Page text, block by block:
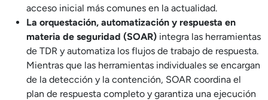
acceso inicial más comunes en la actualidad.
La orquestación, automatización y respuesta en
materia de seguridad (SOAR) integra las herramientas
de TDR y automatiza los flujos de trabajo de respuesta.
Mientras que las herramientas individuales se encargan
de la detección y la contención, SOAR coordina el
plan de respuesta completo y garantiza una ejecución